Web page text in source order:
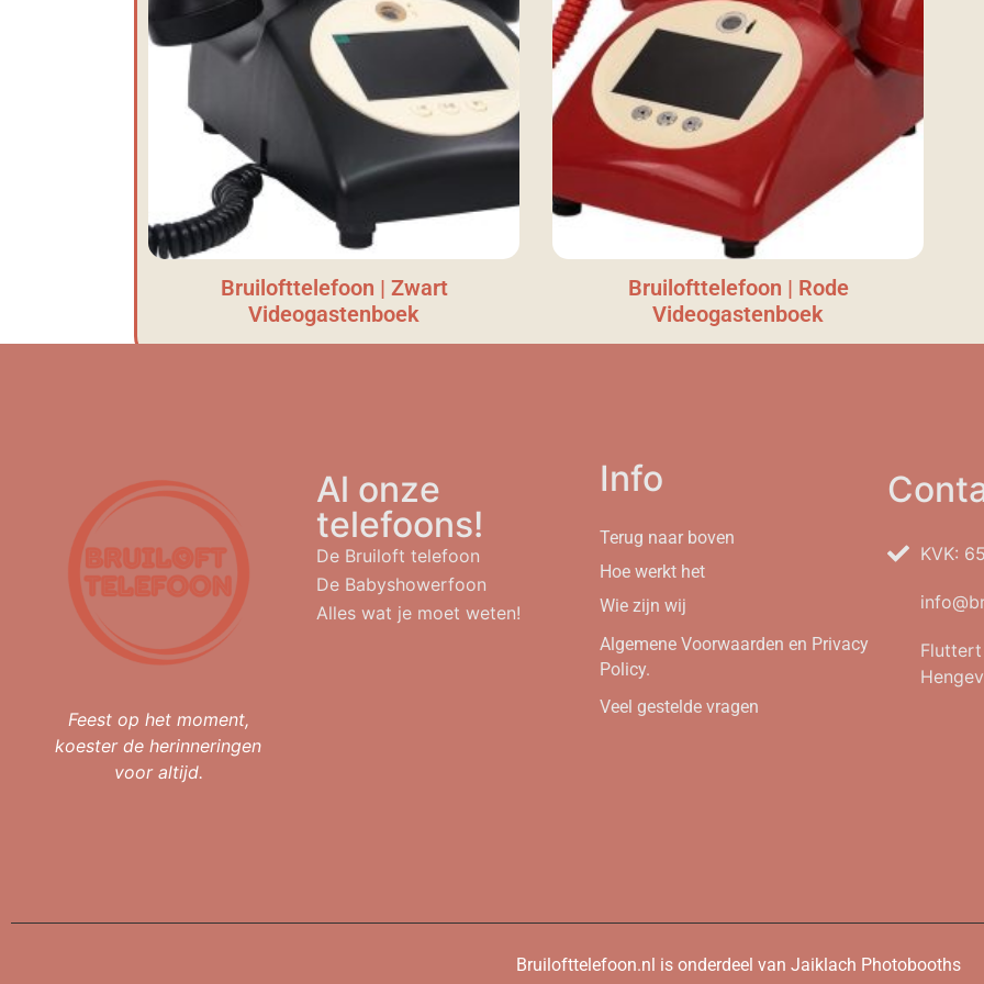
Bruilofttelefoon | Zwart
Videogastenboek
Bruilofttelefoon | Rode
Videogastenboek
Feest op het moment,
koester de herinneringen
voor altijd.
Al onze
telefoons!
De Bruiloft telefoon
De Babyshowerfoon
Alles wat je moet weten!
Info
Terug naar boven
Hoe werkt het
Wie zijn wij
Algemene Voorwaarden en Privacy
Policy.
Veel gestelde vragen
KVK:
Fluttert
Bruilofttelefoon.nl is onderdeel van Jaiklach Photobooths